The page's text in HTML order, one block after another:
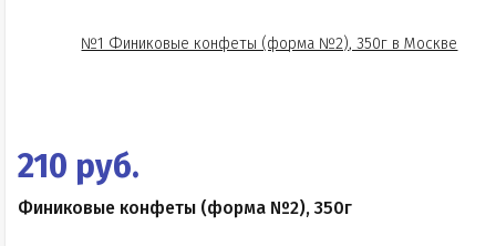
210 руб.
Финиковые конфеты (форма №2), 350г